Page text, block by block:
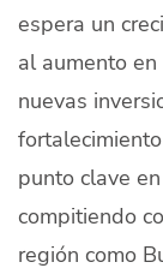
espera un
al aumento
nuevas
punto clave
compitiendo
región como